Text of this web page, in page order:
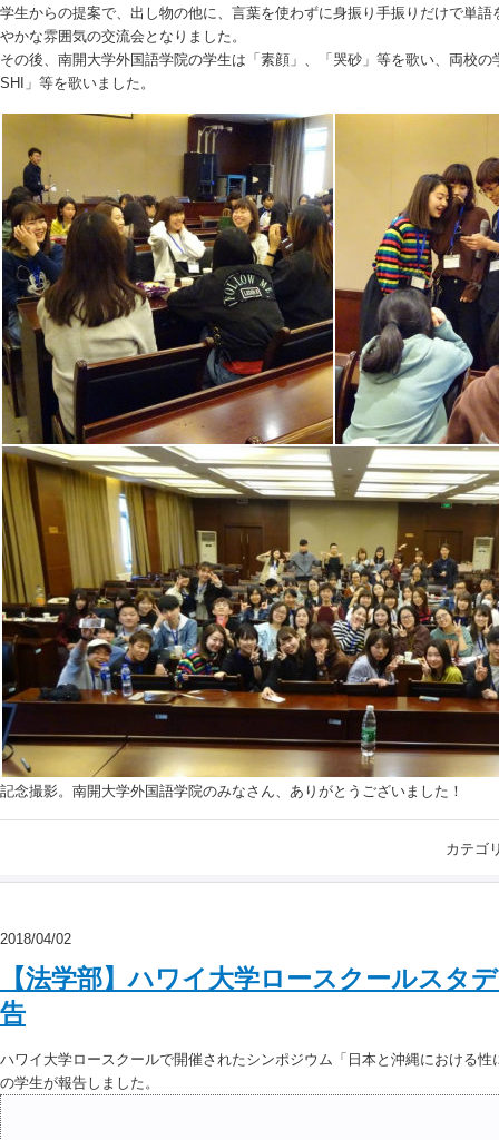
学生からの提案で、出し物の他に、言葉を使わずに身振り手振りだけで単
やかな雰囲気の交流会となりました。
その後、南開大学外国語学院の学生は「素顔」、「哭砂」等を歌い、両校
SHI」等を歌いました。
記念撮影。南開大学外国語学院のみなさん、ありがとうございました！
カテゴ
2018/04/02
【法学部】ハワイ大学ロースクールスタ
告
ハワイ大学ロースクールで開催されたシンポジウム「日本と沖縄における
の学生が報告しました。